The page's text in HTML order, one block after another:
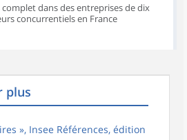
dans des entreprises de dix
concurrentiels en France
plus
», Insee Références, édition